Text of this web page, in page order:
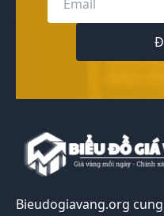
Bieudogiavang.org